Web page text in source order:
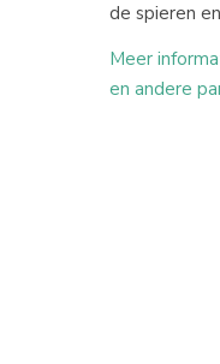
de spieren
Meer
en andere